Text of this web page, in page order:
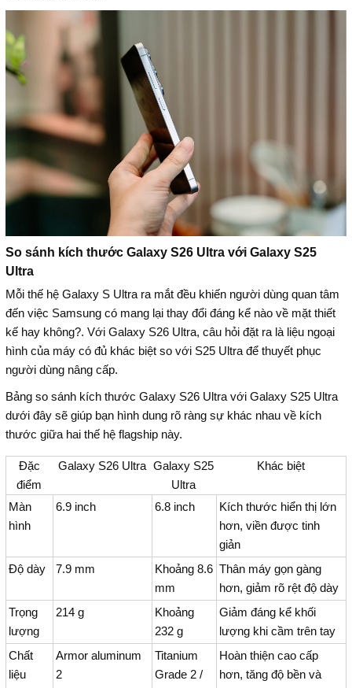
So sánh kích thước Galaxy S26 Ultra với Galaxy S25
Ultra
Mỗi thế hệ Galaxy S Ultra ra mắt đều khiến người dùng quan tâm
đến việc Samsung có mang lại thay đổi đáng kể nào về mặt thiết
kế hay không?. Với Galaxy S26 Ultra, câu hỏi đặt ra là liệu ngoại
hình của máy có đủ khác biệt so với S25 Ultra để thuyết phục
người dùng nâng cấp.
Bảng so sánh kích thước Galaxy S26 Ultra với Galaxy S25 Ultra
dưới đây sẽ giúp bạn hình dung rõ ràng sự khác nhau về kích
thước giữa hai thế hệ flagship này.
Đặc
điểm
Galaxy S26 Ultra Galaxy S25
Ultra
Khác biệt
Màn
hình
6.9 inch 6.8 inch
Kích thước hiển thị lớn
hơn, viền được tinh
giản
Độ dày
7.9 mm
Khoảng 8.6
mm
Thân máy gọn gàng
hơn, giảm rõ rệt độ dày
Trọng
lượng
214 g
Khoảng
232 g
Giảm đáng kể khối
lượng khi cầm trên tay
Chất
liệu
Armor aluminum
2
Titanium
Grade 2 /
Hoàn thiện cao cấp
hơn, tăng độ bền và